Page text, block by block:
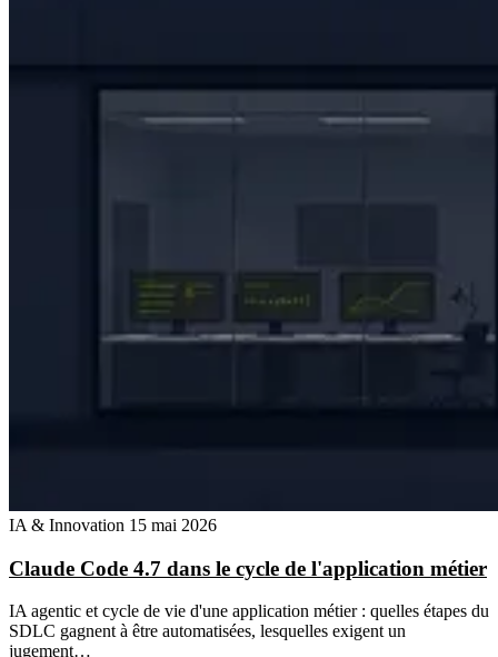
IA & Innovation 15 mai 2026
Claude Code 4.7 dans le cycle de l'application métier
IA agentic et cycle de vie d'une application métier : quelles étapes du
SDLC gagnent à être automatisées, lesquelles exigent un
jugement…